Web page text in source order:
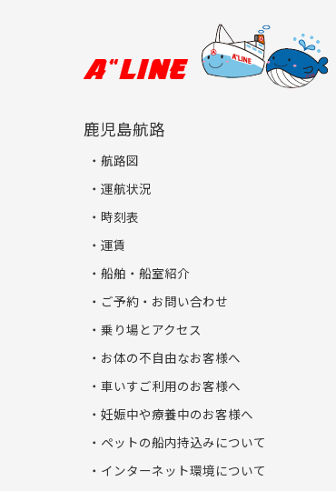
鹿児島航路
航路図
運航状況
時刻表
運賃
船舶・船室紹介
ご予約・お問い合わせ
乗り場とアクセス
お体の不自由なお客様へ
車いすご利用のお客様へ
妊娠中や療養中のお客様へ
ペットの船内持込みについて
インターネット環境について